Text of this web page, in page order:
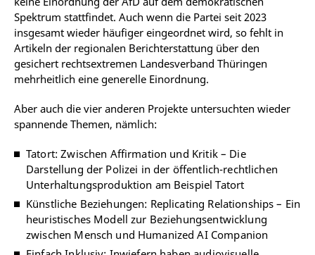
Spektrum stattfindet. Auch wenn die Partei seit 2023
insgesamt wieder häufiger eingeordnet wird, so fehlt in
Artikeln der regionalen Berichterstattung über den
gesichert rechtsextremen Landesverband Thüringen
mehrheitlich eine generelle Einordnung.
Aber auch die vier anderen Projekte untersuchten wieder
spannende Themen, nämlich:
Tatort: Zwischen Affirmation und Kritik – Die
Darstellung der Polizei in der öffentlich-rechtlichen
Unterhaltungsproduktion am Beispiel Tatort
Künstliche Beziehungen: Replicating Relationships – Ein
heuristisches Modell zur Beziehungsentwicklung
zwischen Mensch und Humanized AI Companion